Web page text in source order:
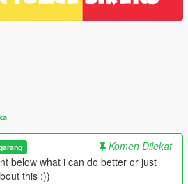
Komen Dilekat
below what i can do better or just
this :))